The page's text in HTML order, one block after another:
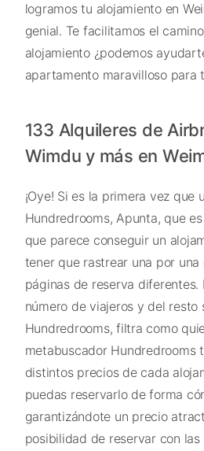
logramos tu alojamiento en
genial. Te facilitamos el
alojamiento ¿podemos
apartamento maravilloso para
133 Alquileres de
Wimdu y más en
¡Oye! Si es la primera vez que
Hundredrooms, Apunta, que
que parece conseguir un
tener que rastrear una por una
páginas de reserva diferentes.
número de viajeros y del resto
Hundredrooms, filtra como
metabuscador Hundredrooms
distintos precios de cada
puedas reservarlo de forma
garantizándote un precio
posibilidad de reservar con las